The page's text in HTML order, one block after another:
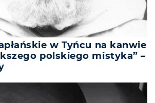
w Tyńcu na kanwie
polskiego mistyka” –